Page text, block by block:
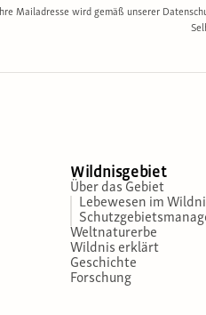
Ihre Mailadresse wird gemäß unserer
Wildnisgebiet
Über das Gebiet
Lebewesen im
Weltnaturerbe
Wildnis erklärt
Geschichte
Forschung